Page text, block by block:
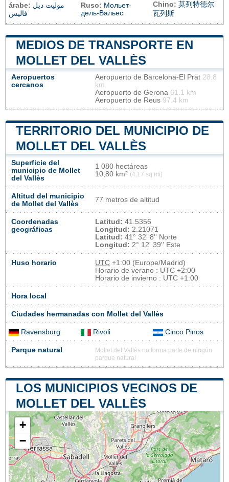
árabe: موليت ديل
فاليس
Ruso: Мольет-
дель-Вальес
Chino: 莫列特德尔
瓦列斯
MEDIOS DE TRANSPORTE EN
MOLLET DEL VALLÈS
Aeropuertos
cercanos
Aeropuerto de Barcelona-El Prat 28.8
km
Aeropuerto de Gerona 61.1 km
Aeropuerto de Reus 97.4 km
TERRITORIO DEL MUNICIPIO DE
MOLLET DEL VALLÈS
Superficie del
municipio de Mollet
del Vallès
1 080 hectáreas
10,80 km² (4,17 sq mi)
Altitud del municipio
de Mollet del Vallès
77 metros de altitud
Coordenadas
geográficas
Latitud: 41.5356
Longitud: 2.21071
Latitud: 41° 32' 8'' Norte
Longitud: 2° 12' 39'' Este
Huso horario UTC +1:00 (Europe/Madrid)
Horario de verano : UTC +2:00
Horario de invierno : UTC +1:00
Hora local
Ciudades hermanadas con Mollet del Vallès
Ravensburg Rivoli Cinco Pinos
Parque natural
Mollet del Vallès no forma parte de ningún
parque natural
LOS MUNICIPIOS VECINOS DE
MOLLET DEL VALLÈS
+
−